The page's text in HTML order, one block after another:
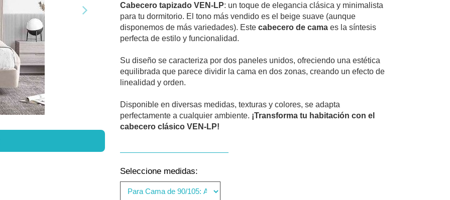
Cabecero tapizado VEN-LP: un toque de elegancia clásica y minimalista
para tu dormitorio. El tono más vendido es el beige suave (aunque
disponemos de más variedades). Este cabecero de cama es la síntesis
perfecta de estilo y funcionalidad.
Su diseño se caracteriza por dos paneles unidos, ofreciendo una estética
equilibrada que parece dividir la cama en dos zonas, creando un efecto de
linealidad y orden.
Disponible en diversas medidas, texturas y colores, se adapta
perfectamente a cualquier ambiente. ¡Transforma tu habitación con el
cabecero clásico VEN-LP!
Seleccione medidas: